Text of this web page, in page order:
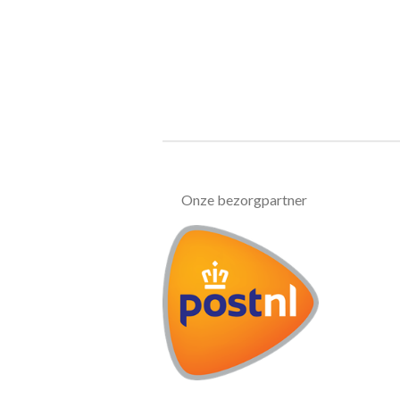
Onze bezorgpartner